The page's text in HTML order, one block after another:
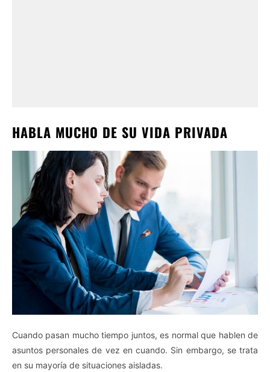
HABLA MUCHO DE SU VIDA PRIVADA
Cuando pasan mucho tiempo juntos, es normal que hablen de
asuntos personales de vez en cuando. Sin embargo, se trata
en su mayoría de situaciones aisladas.